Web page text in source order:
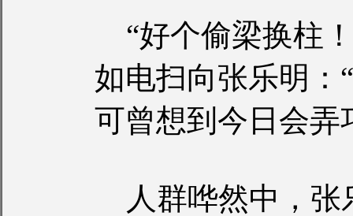
“好个偷梁换柱
如电扫向张乐明：
可曾想到今日会弄
人群哗然中，张